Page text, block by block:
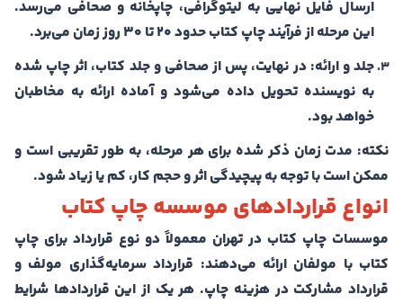
ارسال فایل نهایی به لیتوگرافی، چاپخانه و صحافی می‌رسد.
این مرحله از فرآیند چاپ کتاب حدود 20 تا 30 روز زمان می‌برد.
جلد و ارائه: در نهایت، پس از صحافی و جلد کتاب، اثر چاپ شده
به نویسنده تحویل داده می‌شود و آماده ارائه به مخاطبان
خواهد بود.
نکته: مدت زمان ذکر شده برای هر مرحله، به طور تقریبی است و
ممکن است با توجه به پیچیدگی اثر و حجم کار، کم یا زیاد شود.
انواع قراردادهای موسسه چاپ کتاب
موسسات چاپ کتاب در تهران معمولاً دو نوع قرارداد برای چاپ
کتاب با مولفان ارائه می‌دهند: قرارداد سرمایه‌گذاری مولف و
قرارداد مشارکت در هزینه چاپ. هر یک از این قراردادها شرایط